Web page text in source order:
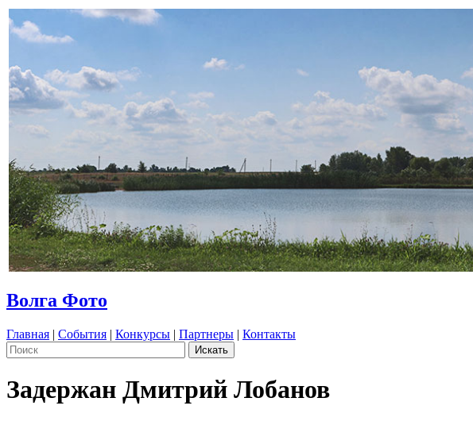
Волга Фото
Главная | События | Конкурсы | Партнеры | Контакты
Задержан Дмитрий Лобанов